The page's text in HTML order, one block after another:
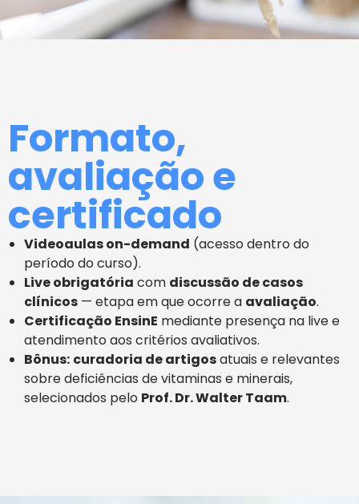
Formato,
avaliação e
certificado
Videoaulas on-demand (acesso dentro do
período do curso).
Live obrigatória com discussão de casos
clínicos — etapa em que ocorre a avaliação.
Certificação EnsinE mediante presença na live e
atendimento aos critérios avaliativos.
Bônus: curadoria de artigosatuais e relevantes
sobre deficiências de vitaminas e minerais,
selecionados pelo Prof. Dr. Walter Taam.